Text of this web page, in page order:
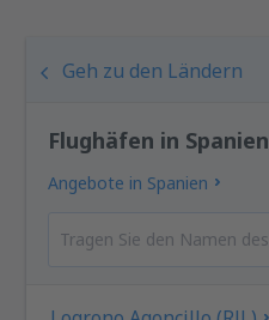
Geh zu den Ländern
Flughäfen in Spanien
Angebote in Spanien